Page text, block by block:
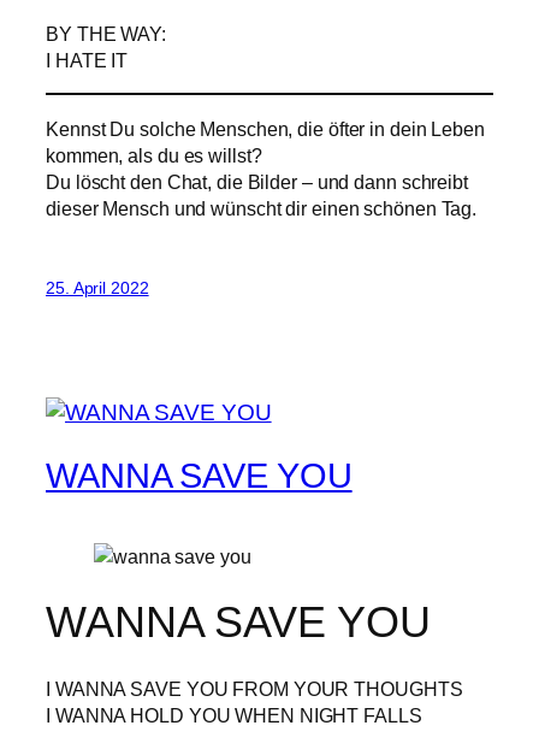
BY THE WAY:
I HATE IT
Kennst Du solche Menschen, die öfter in dein Leben
kommen, als du es willst?
Du löscht den Chat, die Bilder – und dann schreibt
dieser Mensch und wünscht dir einen schönen Tag.
25. April 2022
WANNA SAVE YOU
WANNA SAVE YOU
I WANNA SAVE YOU FROM YOUR THOUGHTS
I WANNA HOLD YOU WHEN NIGHT FALLS